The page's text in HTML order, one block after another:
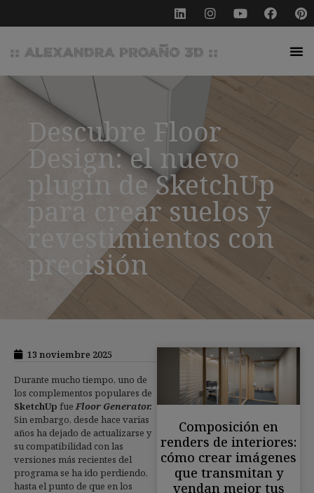
Descubre Floor
Design: el nuevo
plugin de SketchUp
para crear suelos y
revestimientos con
precisión
13 noviembre 2025
Durante mucho tiempo, uno de
los complementos populares de
SketchUp fue Floor Generator.
Sin embargo, desde hace varias
años ha dejado de actualizarse y
su compatibilidad con las
versiones más recientes del
programa se ha ido perdiendo,
hasta el punto de que en los
Composición en
renders de interiores:
cómo crear imágenes
que transmitan y
vendan mejor tus